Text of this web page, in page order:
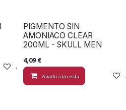
Añadir a lista de deseos
PIGMENTO SIN
AMONIACO CLEAR
200ML - SKULL MEN
4,09€
Añadir a la cesta